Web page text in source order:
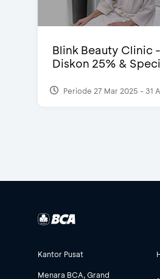
Blink Beauty Clinic -
Diskon 25% &
Periode 27 Mar 2025 - 31
Kantor Pusat
Menara BCA, Grand